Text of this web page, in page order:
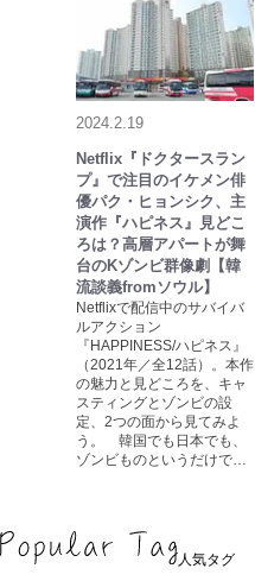
2024.2.19
Netflix『ドクタースラン
プ』で注目のイケメン俳
優パク・ヒョンシク、主
演作『ハピネス』見どこ
ろは？高層アパートが舞
台のKゾンビ群像劇【韓
流談義fromソウル】
Netflixで配信中のサバイバ
ルアクション
『HAPPINESS/ハピネス』
（2021年／全12話）。本作
の魅力と見どころを、キャ
スティングとゾンビの設
定、2つの面から見てみよ
う。 韓国でも日本でも、
ゾンビものというだけで…
人気タグ